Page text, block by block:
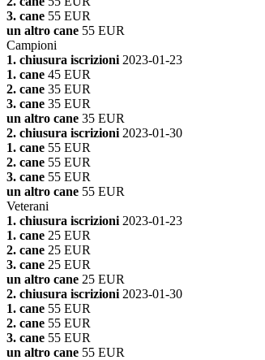
3. cane 55 EUR
un altro cane 55 EUR
Campioni
1. chiusura iscrizioni 2023-01-23
1. cane 45 EUR
2. cane 35 EUR
3. cane 35 EUR
un altro cane 35 EUR
2. chiusura iscrizioni 2023-01-30
1. cane 55 EUR
2. cane 55 EUR
3. cane 55 EUR
un altro cane 55 EUR
Veterani
1. chiusura iscrizioni 2023-01-23
1. cane 25 EUR
2. cane 25 EUR
3. cane 25 EUR
un altro cane 25 EUR
2. chiusura iscrizioni 2023-01-30
1. cane 55 EUR
2. cane 55 EUR
3. cane 55 EUR
un altro cane 55 EUR